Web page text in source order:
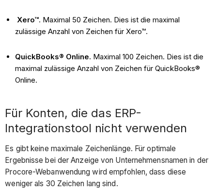
Xero™. Maximal 50 Zeichen. Dies ist die maximal
zulässige Anzahl von Zeichen für Xero™.
QuickBooks® Online. Maximal 100 Zeichen. Dies ist die
maximal zulässige Anzahl von Zeichen für QuickBooks®
Online.
Für Konten, die das ERP-
Integrationstool nicht verwenden
Es gibt keine maximale Zeichenlänge. Für optimale
Ergebnisse bei der Anzeige von Unternehmensnamen in der
Procore-Webanwendung wird empfohlen, dass diese
weniger als 30 Zeichen lang sind.